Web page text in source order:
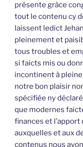
présente grâce
tout le contenu cy
laissent ledict
pleinement et
tous troubles et
si faicts mis ou
incontinent à
notre bon plaisir
spécifiée ny
que modernes
finances et l’apport
auxquelles et aux
contenus nous